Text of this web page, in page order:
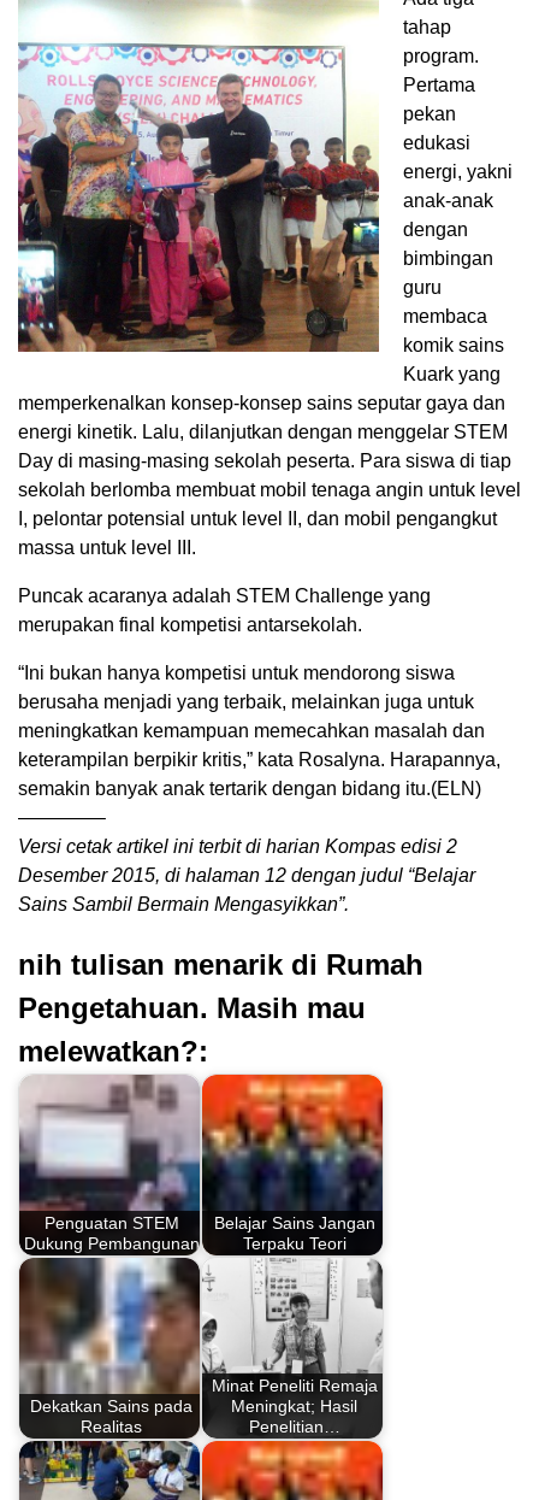
tahap
program.
Pertama
pekan
edukasi
energi, yakni
anak-anak
dengan
bimbingan
guru
membaca
komik sains
Kuark yang
memperkenalkan konsep-konsep sains seputar gaya dan
energi kinetik. Lalu, dilanjutkan dengan menggelar STEM
Day di masing-masing sekolah peserta. Para siswa di tiap
sekolah berlomba membuat mobil tenaga angin untuk level
I, pelontar potensial untuk level II, dan mobil pengangkut
massa untuk level III.
Puncak acaranya adalah STEM Challenge yang
merupakan final kompetisi antarsekolah.
“Ini bukan hanya kompetisi untuk mendorong siswa
berusaha menjadi yang terbaik, melainkan juga untuk
meningkatkan kemampuan memecahkan masalah dan
keterampilan berpikir kritis,” kata Rosalyna. Harapannya,
semakin banyak anak tertarik dengan bidang itu.(ELN)
————–
Versi cetak artikel ini terbit di harian Kompas edisi 2
Desember 2015, di halaman 12 dengan judul “Belajar
Sains Sambil Bermain Mengasyikkan”.
nih tulisan menarik di Rumah
Pengetahuan. Masih mau
melewatkan?:
Penguatan STEM
Dukung Pembangunan
Belajar Sains Jangan
Terpaku Teori
Dekatkan Sains pada
Realitas
Minat Peneliti Remaja
Meningkat; Hasil
Penelitian…